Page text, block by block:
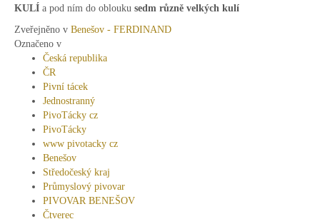
KULÍ a pod ním do oblouku sedm různě velkých kulí
Zveřejněno v Benešov - FERDINAND
Označeno v
Česká republika
ČR
Pivní tácek
Jednostranný
PivoTácky cz
PivoTácky
www pivotacky cz
Benešov
Středočeský kraj
Průmyslový pivovar
PIVOVAR BENEŠOV
Čtverec